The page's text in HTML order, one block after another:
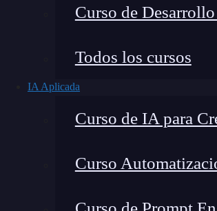
Curso de
Todos los cursos
IA Aplicada
Curso de IA para
Curso
Contribuyo a acercar la